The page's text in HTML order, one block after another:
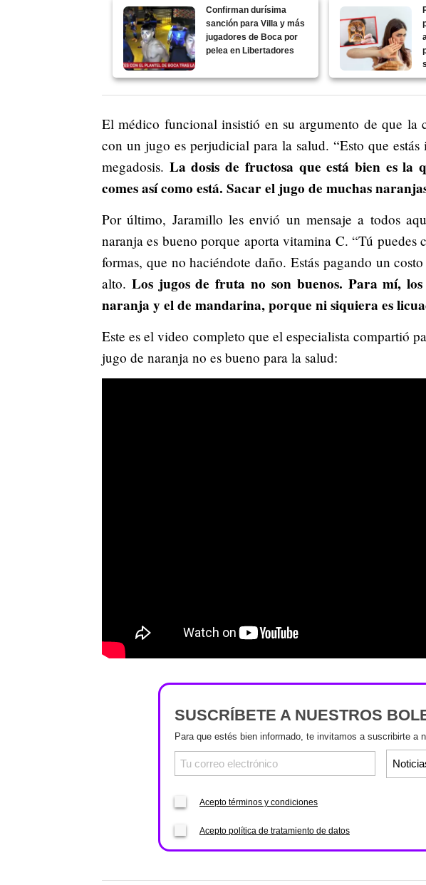
Confirman durísima
sanción para Villa y más
jugadores de Boca por
pelea en Libertadores
El médico funcional insistió en su argumento de que la
con un jugo es perjudicial para la salud. “Esto que
megadosis. La dosis de fructosa que está bien es la
comes así como está. Sacar el jugo de muchas
Por último, Jaramillo les envió un mensaje a todos
naranja es bueno porque aporta vitamina C. “Tú
formas, que no haciéndote daño. Estás pagando un
alto. Los jugos de fruta no son buenos. Para mí,
naranja y el de mandarina, porque ni siquiera es
Este es el video completo que el especialista compartió
jugo de naranja no es bueno para la salud:
SUSCRÍBETE A NUESTROS
Para que estés bien informado, te invitamos a suscribirte a
Acepto términos y condiciones
Acepto política de tratamiento de datos